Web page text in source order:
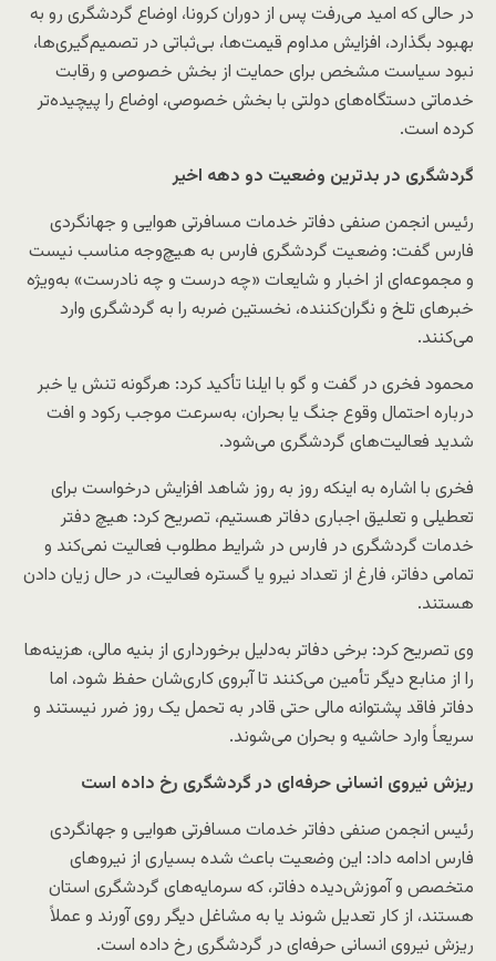
در حالی که امید می‌رفت پس از دوران کرونا، اوضاع گردشگری رو به
بهبود بگذارد، افزایش مداوم قیمت‌ها، بی‌ثباتی در تصمیم‌گیری‌ها،
نبود سیاست مشخص برای حمایت از بخش خصوصی و رقابت
خدماتی دستگاه‌های دولتی با بخش خصوصی، اوضاع را پیچیده‌تر
کرده است.
گردشگری در بدترین وضعیت دو دهه اخیر
رئیس انجمن صنفی دفاتر خدمات مسافرتی هوایی و جهانگردی
فارس گفت: وضعیت گردشگری فارس به هیچ‌وجه مناسب نیست
و مجموعه‌ای از اخبار و شایعات «چه درست و چه نادرست» به‌ویژه
خبرهای تلخ و نگران‌کننده، نخستین ضربه را به گردشگری وارد
می‌کنند.
محمود فخری در گفت و گو با ایلنا تأکید کرد: هرگونه تنش یا خبر
درباره احتمال وقوع جنگ یا بحران، به‌سرعت موجب رکود و افت
شدید فعالیت‌های گردشگری می‌شود.
فخری با اشاره به اینکه روز به روز شاهد افزایش درخواست برای
تعطیلی و تعلیق اجباری دفاتر هستیم، تصریح کرد: هیچ دفتر
خدمات گردشگری در فارس در شرایط مطلوب فعالیت نمی‌کند و
تمامی دفاتر، فارغ از تعداد نیرو یا گستره فعالیت، در حال زیان دادن
هستند.
وی تصریح کرد: برخی دفاتر به‌دلیل برخورداری از بنیه مالی، هزینه‌ها
را از منابع دیگر تأمین می‌کنند تا آبروی کاری‌شان حفظ شود، اما
دفاتر فاقد پشتوانه مالی حتی قادر به تحمل یک روز ضرر نیستند و
سریعاً وارد حاشیه و بحران می‌شوند.
ریزش نیروی انسانی حرفه‌ای در گردشگری رخ داده است
رئیس انجمن صنفی دفاتر خدمات مسافرتی هوایی و جهانگردی
فارس ادامه داد: این وضعیت باعث شده بسیاری از نیروهای
متخصص و آموزش‌دیده دفاتر، که سرمایه‌های گردشگری استان
هستند، از کار تعدیل شوند یا به مشاغل دیگر روی آورند و عملاً
ریزش نیروی انسانی حرفه‌ای در گردشگری رخ داده است.